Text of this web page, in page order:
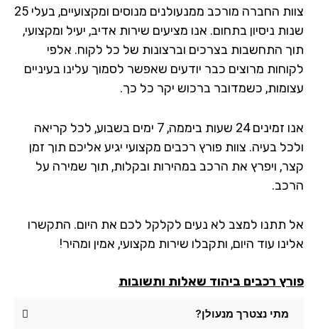
צוות החברה מורכב ממנעולנים מנוסים ומקצועיים, בעלי 25
ניסיון בתחום. אנו מציעים שירות אדיב, יעיל ומקצועי,
התחשבות בצרכים וברצונות של כל לקוח. אלפי
מרוצים כבר יודעים שאפשר לסמוך עלינו בעיניים
כשמדובר ברכוש יקר כל כך.
אנו זמינים 24 שעות ביממה, 7 ימים בשבוע, לכל קריאה
בעיה. צוות פורץ רכבים מקצועי יגיע אליכם תוך זמן
ויפרץ את הרכב במהירות ובקלות, תוך שמירה על
תתנו למצב לא נעים לקלקל לכם את היום. התקשרו
עוד היום, ותקבלו שירות מקצועי, אמין ומהיר!
רכבים ביהוד שאלות ותשובות
מתי נצטרך מנעולן?